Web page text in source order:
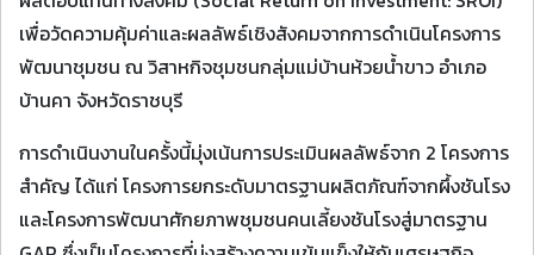
เพื่อวัดความคุ้มค่าและผลลัพธ์เชิงสังคมจากการดำเนินโครงการ
พัฒนาชุมชน ณ วิสาหกิจชุมชนกลุ่มแม่บ้านห้วยน้ำขาว อำเภอ
บ้านคา จังหวัดราชบุรี
การดำเนินงานในครั้งนี้มุ่งเน้นการประเมินผลลัพธ์จาก 2 โครงการ
สำคัญ ได้แก่ โครงการยกระดับมาตรฐานผลิตภัณฑ์จากผึ้งชันโรง
และโครงการพัฒนาศักยภาพชุมชนคนเลี้ยงชันโรงสู่มาตรฐาน